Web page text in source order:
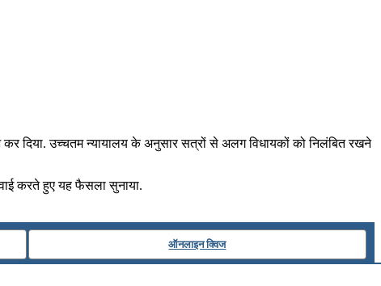
दिया. उच्चतम न्यायालय के अनुसार सत्रों से अलग विधायकों को निलंबित रखने
करते हुए यह फैसला सुनाया.
ऑनलाइन क्विज